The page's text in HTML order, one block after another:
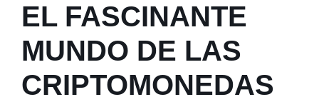
EL FASCINANTE
MUNDO DE LAS
CRIPTOMONEDAS